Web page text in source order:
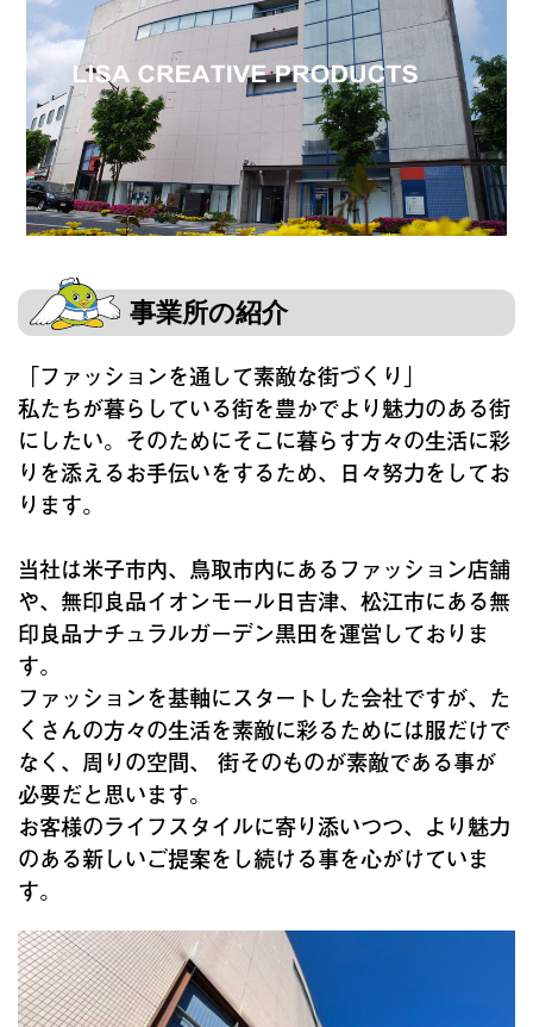
事業所の紹介
「ファッションを通して素敵な街づくり」
私たちが暮らしている街を豊かでより魅力のある街
にしたい。そのためにそこに暮らす方々の生活に彩
りを添えるお手伝いをするため、日々努力をしてお
ります。
当社は米子市内、鳥取市内にあるファッション店舗
や、無印良品イオンモール日吉津、松江市にある無
印良品ナチュラルガーデン黒田を運営しておりま
す。
ファッションを基軸にスタートした会社ですが、た
くさんの方々の生活を素敵に彩るためには服だけで
なく、周りの空間、 街そのものが素敵である事が
必要だと思います。
お客様のライフスタイルに寄り添いつつ、より魅力
のある新しいご提案をし続ける事を心がけていま
す。